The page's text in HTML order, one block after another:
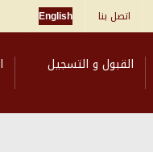
اتصل بنا English
القبول و التسجيل